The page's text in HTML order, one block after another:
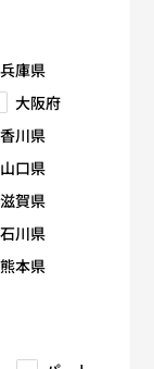
兵庫県
大阪府
香川県
山口県
滋賀県
石川県
熊本県